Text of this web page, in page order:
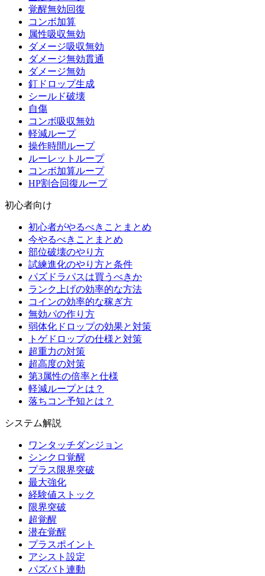
覚醒無効回復
コンボ加算
属性吸収無効
ダメージ吸収無効
ダメージ無効貫通
ダメージ無効
釘ドロップ生成
シールド破壊
自傷
コンボ吸収無効
軽減ループ
操作時間ループ
ルーレットループ
コンボ加算ループ
HP割合回復ループ
初心者向け
初心者がやるべきことまとめ
今やるべきことまとめ
部位破壊のやり方
試練進化のやり方と条件
パズドラパスは買うべきか
ランク上げの効率的な方法
コインの効率的な稼ぎ方
無効パの作り方
弱体化ドロップの効果と対策
トゲドロップの仕様と対策
超重力の対策
超高度の対策
第3属性の倍率と仕様
軽減ループとは？
落ちコン予知とは？
システム解説
ワンタッチダンジョン
シンクロ覚醒
プラス限界突破
最大強化
経験値ストック
限界突破
超覚醒
潜在覚醒
プラスポイント
アシスト設定
パズバト連動